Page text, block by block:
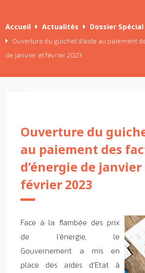
Accueil Actualités Dossier
Ouverture du guichet d’aide au paiement
de janvier et février 2023
Ouverture du
au paiement des
d’énergie de janvier
février 2023
Face à la flambée des prix
de l’énergie, le
Gouvernement a mis en
place des aides d’Etat à